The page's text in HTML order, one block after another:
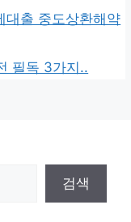
대출 중도상환해약
필독 3가지..
검색